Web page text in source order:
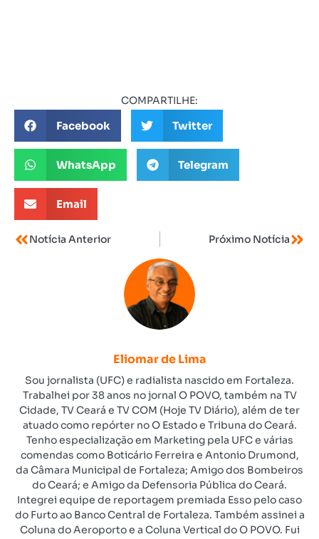
COMPARTILHE:
Facebook Twitter
WhatsApp Telegram
Email
Notícia Anterior Próximo Notícia
Eliomar de Lima
Sou jornalista (UFC) e radialista nascido em Fortaleza.
Trabalhei por 38 anos no jornal O POVO, também na TV
Cidade, TV Ceará e TV COM (Hoje TV Diário), além de ter
atuado como repórter no O Estado e Tribuna do Ceará.
Tenho especialização em Marketing pela UFC e várias
comendas como Boticário Ferreira e Antonio Drumond,
da Câmara Municipal de Fortaleza; Amigo dos Bombeiros
do Ceará; e Amigo da Defensoria Pública do Ceará.
Integrei equipe de reportagem premiada Esso pelo caso
do Furto ao Banco Central de Fortaleza. Também assinei a
Coluna do Aeroporto e a Coluna Vertical do O POVO. Fui